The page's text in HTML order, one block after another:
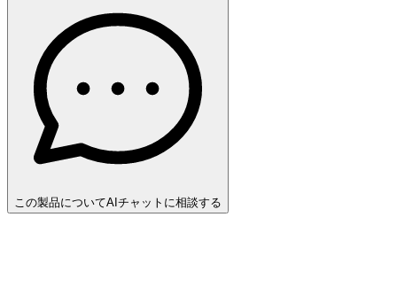
この製品についてAIチャットに相談する